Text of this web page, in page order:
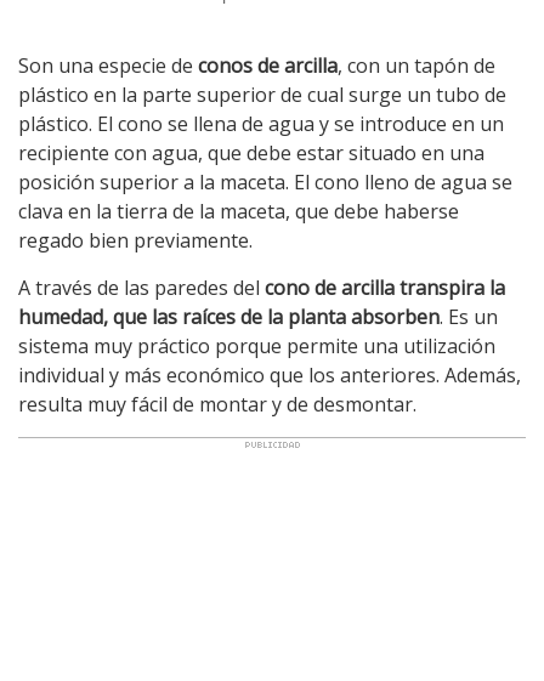
Son una especie de conos de arcilla, con un tapón de
plástico en la parte superior de cual surge un tubo de
plástico. El cono se llena de agua y se introduce en un
recipiente con agua, que debe estar situado en una
posición superior a la maceta. El cono lleno de agua se
clava en la tierra de la maceta, que debe haberse
regado bien previamente.
A través de las paredes del cono de arcilla transpira la
humedad, que las raíces de la planta absorben. Es un
sistema muy práctico porque permite una utilización
individual y más económico que los anteriores. Además,
resulta muy fácil de montar y de desmontar.